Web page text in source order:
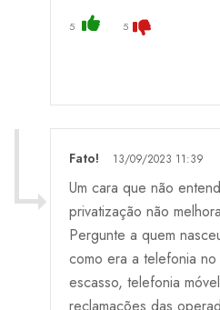
5 5
Fato! 13/09/2023 11:39
Um cara que não
privatização não
Pergunte a quem
como era a telefonia
escasso, telefonia